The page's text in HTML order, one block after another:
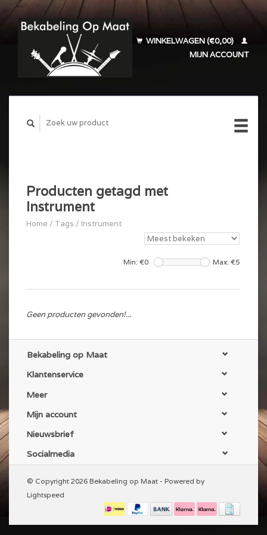
WINKELWAGEN (€0,00)
MIJN ACCOUNT
Producten getagd met
Instrument
Home / Tags / Instrument
Min: €0 Max: €5
Geen producten gevonden!...
Bekabeling op Maat
Klantenservice
Meer
Mijn account
Nieuwsbrief
Socialmedia
© Copyright 2026 Bekabeling op Maat - Powered by
Lightspeed